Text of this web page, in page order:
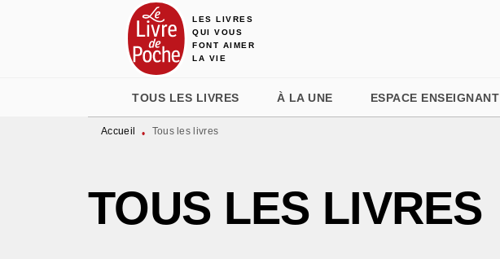
MENU RECHERCHE
LES LIVRES
QUI VOUS
FONT AIMER
LA VIE
TOUS LES LIVRES À LA UNE ESPACE ENSEIGNANT
Accueil • Tous les livres
TOUS LES LIVRES